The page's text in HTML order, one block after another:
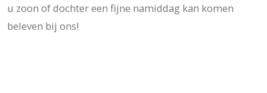
u zoon of dochter een fijne namiddag kan komen
beleven bij ons!